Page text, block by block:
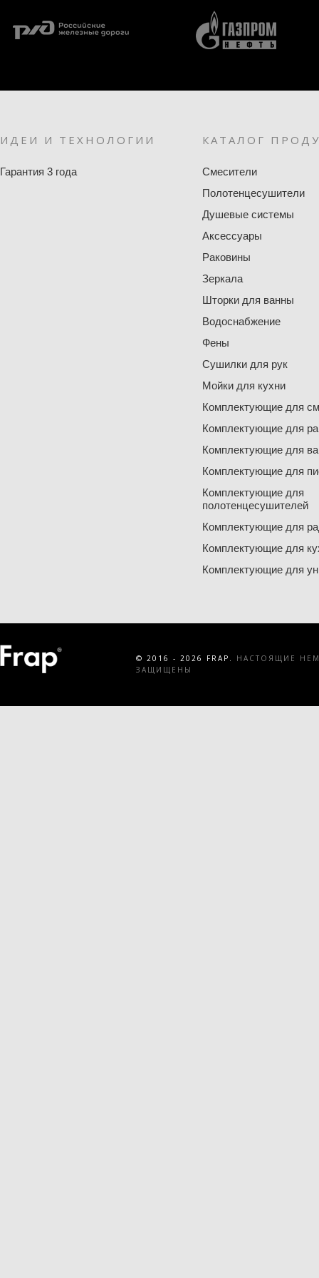
ИДЕИ И ТЕХНОЛОГИИ
Гарантия 3 года
КАТАЛОГ
Смесители
Полотенцесушители
Душевые системы
Аксессуары
Раковины
Зеркала
Шторки для ванны
Водоснабжение
Фены
Сушилки для рук
Мойки для кухни
Комплектующие для
Комплектующие для
Комплектующие для
Комплектующие для
Комплектующие для
полотенцесушителей
Комплектующие для
Комплектующие для
Комплектующие для
© 2016 - 2026 FRAP.
НАСТОЯЩИЕ
ЗАЩИЩЕНЫ